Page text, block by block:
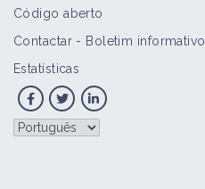
Código aberto
Contactar- Boletim informativo
Estatísticas